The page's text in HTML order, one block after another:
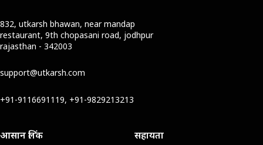
832, utkarsh bhawan, near mandap
restaurant, 9th chopasani road, jodhpur
rajasthan - 342003
support@utkarsh.com
+91-9116691119, +91-9829213213
आसान लिंक सहायता